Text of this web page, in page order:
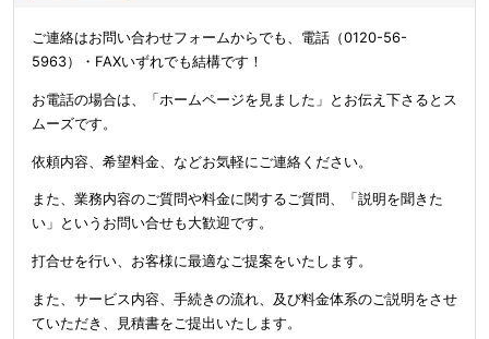
ご連絡はお問い合わせフォームからでも、電話（0120-56-
5963）・FAXいずれでも結構です！
お電話の場合は、「ホームページを見ました」とお伝え下さるとス
ムーズです。
依頼内容、希望料金、などお気軽にご連絡ください。
また、業務内容のご質問や料金に関するご質問、「説明を聞きた
い」というお問い合せも大歓迎です。
打合せを行い、お客様に最適なご提案をいたします。
また、サービス内容、手続きの流れ、及び料金体系のご説明をさせ
ていただき、見積書をご提出いたします。